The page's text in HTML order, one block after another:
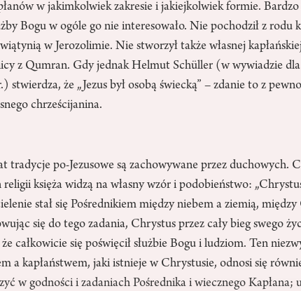
w jakimkolwiek zakresie i jakiejkolwiek formie.
Bogu w ogóle go nie interesowało. Nie pochodził z rodu
w Jerozolimie. Nie stworzył także własnej
z Qumran. Gdy jednak Helmut Schüller (w wywiadzie
stwierdza, że „Jezus był osobą świecką” – zdanie to z
chrześcijanina.
tradycje po-Jezusowe są zachowywane przez duchowych.
religii księża widzą na własny wzór i podobieństwo:
stał się Pośrednikiem między niebem a ziemią,
się do tego zadania, Chrystus przez cały bieg swego
całkowicie się poświęcił służbie Bogu i ludziom. Ten
a kapłaństwem, jaki istnieje w Chrystusie, odnosi się
w godności i zadaniach Pośrednika i wiecznego Kapłana;